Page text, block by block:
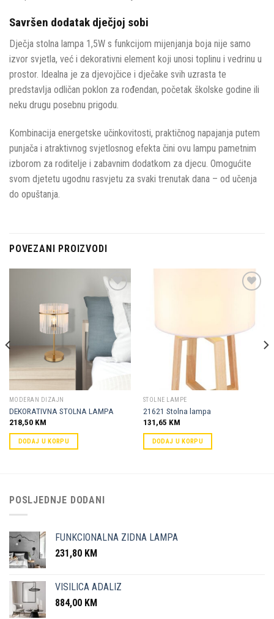
Savršen dodatak dječjoj sobi
Dječja stolna lampa 1,5W s funkcijom mijenjanja boja nije samo
izvor svjetla, već i dekorativni element koji unosi toplinu i vedrinu u
prostor. Idealna je za djevojčice i dječake svih uzrasta te
predstavlja odličan poklon za rođendan, početak školske godine ili
neku drugu posebnu prigodu.
Kombinacija energetske učinkovitosti, praktičnog napajanja putem
punjača i atraktivnog svjetlosnog efekta čini ovu lampu pametnim
izborom za roditelje i zabavnim dodatkom za djecu. Omogućite
svom djetetu ugodnu rasvjetu za svaki trenutak dana – od učenja
do opuštanja.
POVEZANI PROIZVODI
Dodaj u
omiljene
MODERAN DIZAJN
DEKORATIVNA STOLNA LAMPA
218,50 KM
DODAJ U KORPU
omiljene
STOLNE LAMPE
21621 Stolna lampa
131,65 KM
DODAJ U KORPU
POSLJEDNJE DODANI
FUNKCIONALNA ZIDNA LAMPA
231,80 KM
VISILICA ADALIZ
884,00 KM